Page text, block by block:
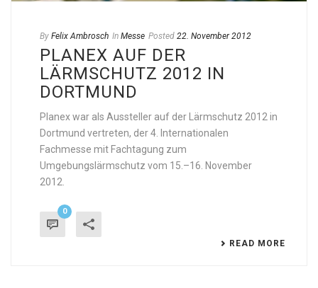
By Felix Ambrosch In Messe Posted 22. November 2012
PLANEX AUF DER
LÄRMSCHUTZ 2012 IN
DORTMUND
Planex war als Aussteller auf der Lärmschutz 2012 in
Dortmund vertreten, der 4. Internationalen
Fachmesse mit Fachtagung zum
Umgebungslärmschutz vom 15.–16. November
2012.
0
READ MORE